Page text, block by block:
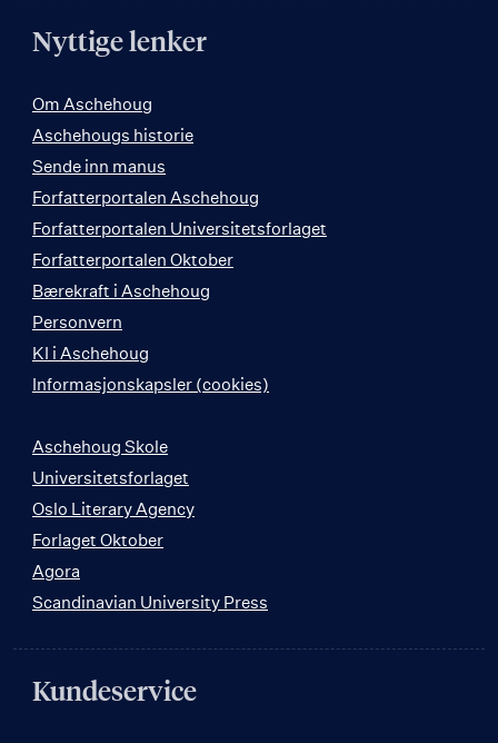
Nyttige lenker
Om Aschehoug
Aschehougs historie
Sende inn manus
Forfatterportalen Aschehoug
Forfatterportalen Universitetsforlaget
Forfatterportalen Oktober
Bærekraft i Aschehoug
Personvern
KI i Aschehoug
Informasjonskapsler (cookies)
Aschehoug Skole
Universitetsforlaget
Oslo Literary Agency
Forlaget Oktober
Agora
Scandinavian University Press
Kundeservice